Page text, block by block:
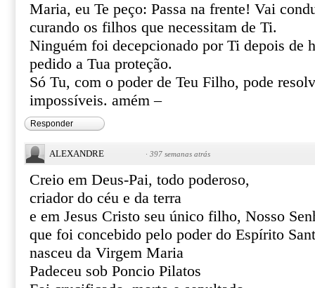
Maria, eu Te peço: Passa na frente! Vai
curando os filhos que necessitam de Ti.
Ninguém foi decepcionado por Ti depois de
pedido a Tua proteção.
Só Tu, com o poder de Teu Filho, pode
impossíveis. amém –
Responder
ALEXANDRE · 397 semanas atrás
Creio em Deus-Pai, todo poderoso,
criador do céu e da terra
e em Jesus Cristo seu único filho, Nosso
que foi concebido pelo poder do Espírito
nasceu da Virgem Maria
Padeceu sob Poncio Pilatos